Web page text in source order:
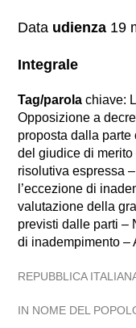
Data udienza 19
Integrale
Tag/parola chiave:
Opposizione a
proposta dalla parte
del giudice di
risolutiva espressa
l’eccezione di
valutazione della
previsti dalle parti –
di inadempimento –
REPUBBLICA
IN NOME DEL